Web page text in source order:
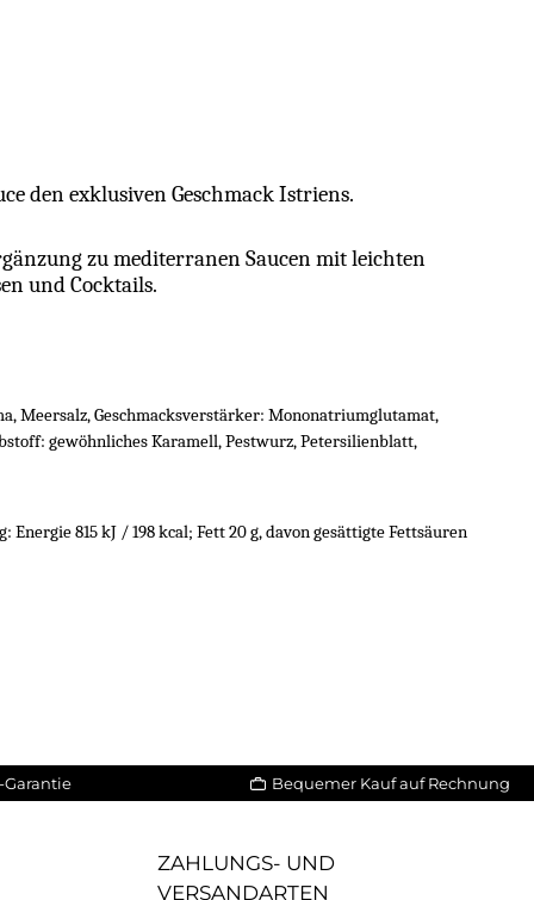
den exklusiven Geschmack Istriens.
zu mediterranen Saucen mit leichten
und Cocktails.
Meersalz, Geschmacksverstärker: Mononatriumglutamat,
gewöhnliches Karamell, Pestwurz, Petersilienblatt,
815 kJ / 198 kcal; Fett 20 g, davon gesättigte Fettsäuren
Garantie Bequemer Kauf auf Rechnung
ZAHLUNGS- UND
VERSANDARTEN